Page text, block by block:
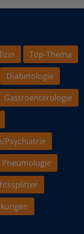
Top-Thema
Diabetologie
Gastroenterologie
Psychiatrie
Pneumologie